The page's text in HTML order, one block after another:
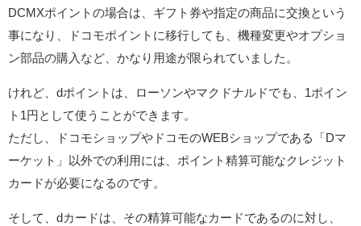
DCMXポイントの場合は、ギフト券や指定の商品に交換という
事になり、ドコモポイントに移行しても、機種変更やオプショ
ン部品の購入など、かなり用途が限られていました。
けれど、dポイントは、ローソンやマクドナルドでも、1ポイン
ト1円として使うことができます。
ただし、ドコモショップやドコモのWEBショップである「Dマ
ーケット」以外での利用には、ポイント精算可能なクレジット
カードが必要になるのです。
そして、dカードは、その精算可能なカードであるのに対し、